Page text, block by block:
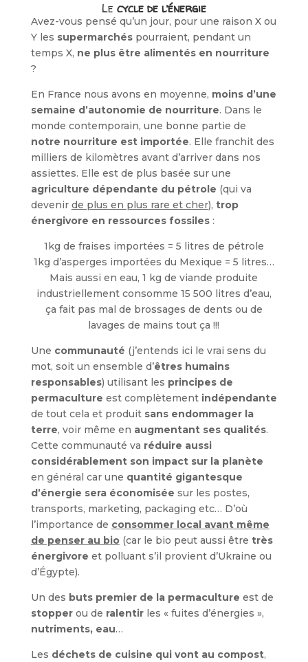
Le cycle de l’énergie
Avez-vous pensé qu’un jour, pour une raison X ou
Y les supermarchéspourraient, pendant un
temps X, ne plus être alimentés en nourriture
?
En France nous avons en moyenne, moins d’une
semaine d’autonomie de nourriture. Dans le
monde contemporain, une bonne partie de
notre nourriture est importée. Elle franchit des
milliers de kilomètres avant d’arriver dans nos
assiettes. Elle est de plus basée sur une
agriculture dépendante du pétrole (qui va
devenir de plus en plus rare et cher), trop
énergivore en ressources fossiles :
1kg de fraises importées = 5 litres de pétrole
1kg d’asperges importées du Mexique = 5 litres…
Mais aussi en eau, 1 kg de viande produite
industriellement consomme 15 500 litres d’eau,
ça fait pas mal de brossages de dents ou de
lavages de mains tout ça !!!
Une communauté (j’entends ici le vrai sens du
mot, soit un ensemble d’êtres humains
responsables) utilisant les principes de
permaculture est complètement indépendante
de tout cela et produit sans endommager la
terre, voir même en augmentant ses qualités.
Cette communauté va réduire aussi
considérablement son impact sur la planète
en général car une quantité gigantesque
d’énergie sera économisée sur les postes,
transports, marketing, packaging etc… D’où
l’importance de consommer local avant même
de penser au bio(car le bio peut aussi être très
énergivore et polluant s’il provient d’Ukraine ou
d’Égypte).
Un des buts premier de la permaculture est de
stopperou de ralentirles « fuites d’énergies »,
nutriments, eau…
Les déchets de cuisine qui vont au compost,